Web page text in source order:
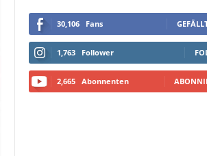
30,106 Fans
1,763 Follower
2,665 Abonnenten